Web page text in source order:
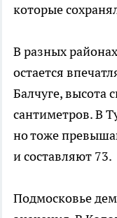
которые
В разных
остается
Балчуге, высота
сантиметров. В
но тоже
и составляют 73.
Подмосковье